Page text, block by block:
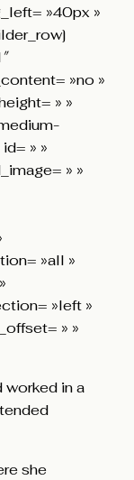
»40px »
»no »
» »
» »
» »
»all »
»left »
» »
worked in a
she